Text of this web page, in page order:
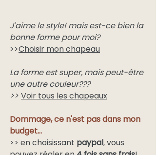
J'aime le style! mais est-ce bien la
bonne forme pour moi?
>>Choisir mon chapeau
La forme est super, mais peut-être
une autre couleur???
>> Voir tous les chapeaux
Dommage, ce n'est pas dans mon
budget...
>> en choisissant paypal, vous